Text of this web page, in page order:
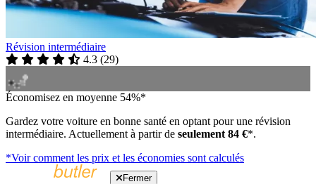
Révision intermédiaire
4.3 (29)
Économisez en moyenne 54%*
Gardez votre voiture en bonne santé en optant pour une révision
intermédiaire. Actuellement à partir de seulement 84 €*.
*Voir comment les prix et les économies sont calculés
Fermer